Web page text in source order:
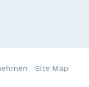
Site Map